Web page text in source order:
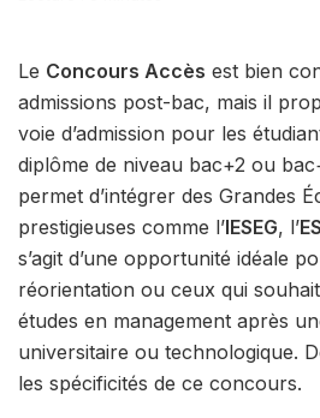
Le Concours Accès est bien
admissions post-bac, mais il
voie d’admission pour les
diplôme de niveau bac+2 ou
permet d’intégrer des Grandes
prestigieuses comme l’IESEG, l’
s’agit d’une opportunité idéale
réorientation ou ceux qui
études en management après
universitaire ou technologique.
les spécificités de ce concours.